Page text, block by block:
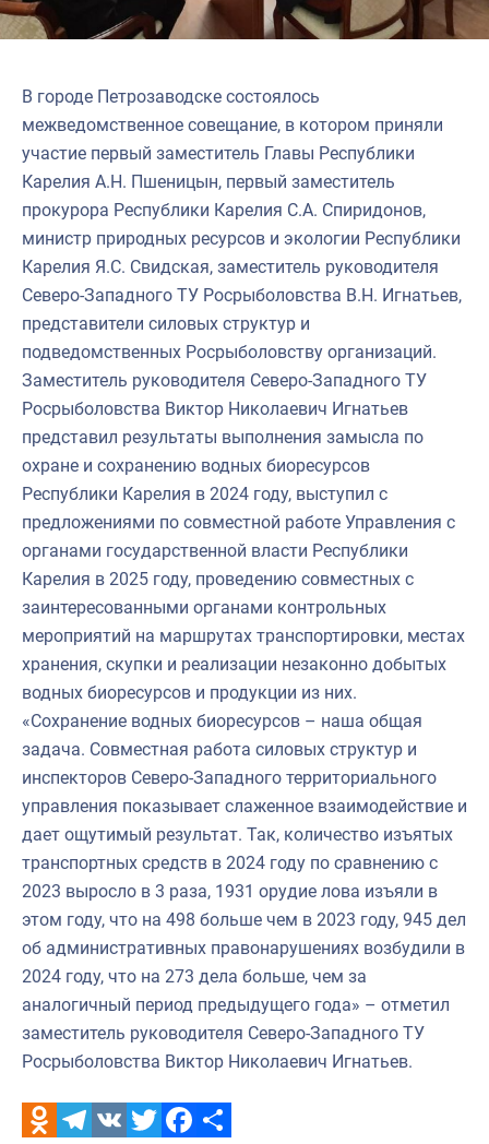
Североморское
В городе Петрозаводске состоялось
межведомственное совещание, в котором приняли
участие первый заместитель Главы Республики
Карелия А.Н. Пшеницын, первый заместитель
прокурора Республики Карелия С.А. Спиридонов,
министр природных ресурсов и экологии Республики
Карелия Я.С. Свидская, заместитель руководителя
Северо-Западного ТУ Росрыболовства В.Н. Игнатьев,
представители силовых структур и
подведомственных Росрыболовству организаций.
Заместитель руководителя Северо-Западного ТУ
Росрыболовства Виктор Николаевич Игнатьев
представил результаты выполнения замысла по
охране и сохранению водных биоресурсов
Республики Карелия в 2024 году, выступил с
предложениями по совместной работе Управления с
органами государственной власти Республики
Карелия в 2025 году, проведению совместных с
заинтересованными органами контрольных
мероприятий на маршрутах транспортировки, местах
хранения, скупки и реализации незаконно добытых
водных биоресурсов и продукции из них.
«Сохранение водных биоресурсов – наша общая
задача. Совместная работа силовых структур и
инспекторов Северо-Западного территориального
управления показывает слаженное взаимодействие и
дает ощутимый результат. Так, количество изъятых
транспортных средств в 2024 году по сравнению с
2023 выросло в 3 раза, 1931 орудие лова изъяли в
этом году, что на 498 больше чем в 2023 году, 945 дел
об административных правонарушениях возбудили в
2024 году, что на 273 дела больше, чем за
аналогичный период предыдущего года» – отметил
заместитель руководителя Северо-Западного ТУ
Росрыболовства Виктор Николаевич Игнатьев.